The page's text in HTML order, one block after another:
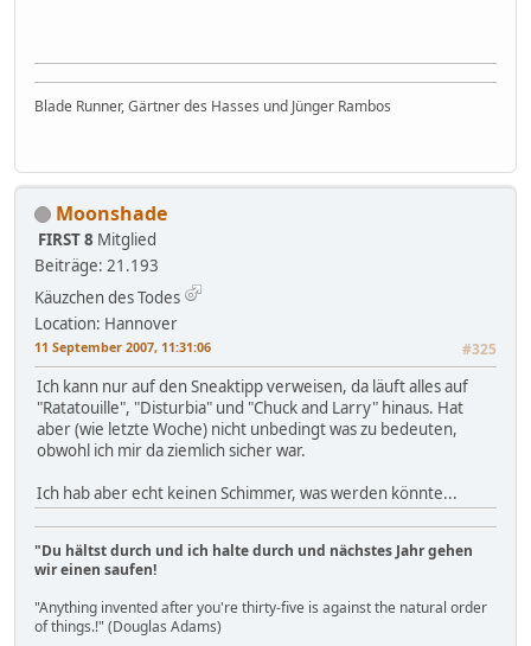
Blade Runner, Gärtner des Hasses und Jünger Rambos
Moonshade
FIRST 8 Mitglied
Beiträge: 21.193
Käuzchen des Todes
Location: Hannover
11 September 2007, 11:31:06 #325
Ich kann nur auf den Sneaktipp verweisen, da läuft alles auf
"Ratatouille", "Disturbia" und "Chuck and Larry" hinaus. Hat
aber (wie letzte Woche) nicht unbedingt was zu bedeuten,
obwohl ich mir da ziemlich sicher war.
Ich hab aber echt keinen Schimmer, was werden könnte...
"Du hältst durch und ich halte durch und nächstes Jahr gehen
wir einen saufen!
"Anything invented after you're thirty-five is against the natural order
of things.!" (Douglas Adams)